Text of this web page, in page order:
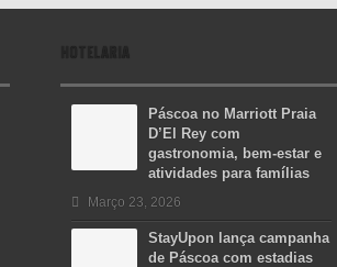
HOTELARIA
Páscoa no Marriott Praia
D’El Rey com
gastronomia, bem-estar e
atividades para famílias
Março 23, 2026
StayUpon lança campanha
de Páscoa com estadias